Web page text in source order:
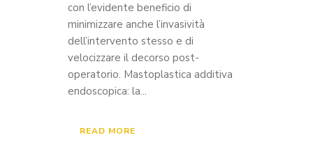
con l’evidente beneficio di
minimizzare anche l’invasività
dell’intervento stesso e di
velocizzare il decorso post-
operatorio. Mastoplastica additiva
endoscopica: la...
READ MORE